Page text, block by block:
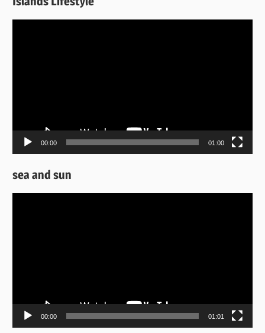
00:00 01:00
sea and sun
00:00 01:01